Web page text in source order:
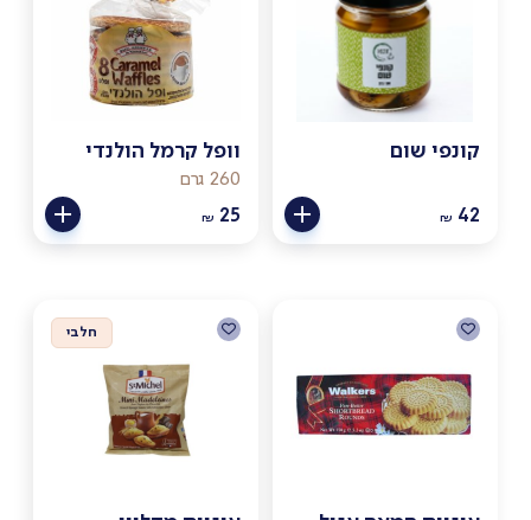
קונפי שום
₪ 42
וופל קרמל הולנדי
260 גרם
₪ 25
חלבי